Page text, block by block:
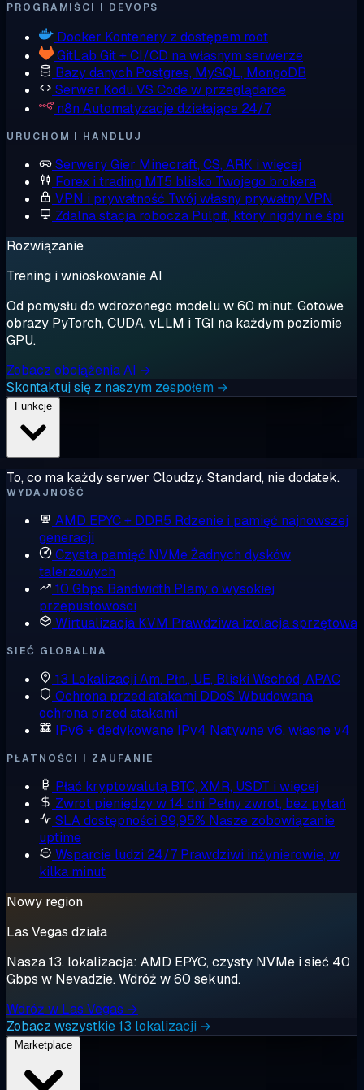
PROGRAMIŚCI I DEVOPS
Docker Kontenery z dostępem root
GitLab Git + CI/CD na własnym serwerze
Bazy danych Postgres, MySQL, MongoDB
Serwer Kodu VS Code w przeglądarce
n8n Automatyzacje działające 24/7
URUCHOM I HANDLUJ
Serwery Gier Minecraft, CS, ARK i więcej
Forex i trading MT5 blisko Twojego brokera
VPN i prywatność Twój własny prywatny VPN
Zdalna stacja robocza Pulpit, który nigdy nie śpi
Rozwiązanie
Trening i wnioskowanie AI
Od pomysłu do wdrożonego modelu w 60 minut. Gotowe
obrazy PyTorch, CUDA, vLLM i TGI na każdym poziomie
GPU.
Zobacz obciążenia AI →
Skontaktuj się z naszym zespołem →
To, co ma każdy serwer Cloudzy. Standard, nie dodatek.
WYDAJNOŚĆ
AMD EPYC + DDR5 Rdzenie i pamięć najnowszej
generacji
Czysta pamięć NVMeŻadnych dysków
talerzowych
10 Gbps Bandwidth Plany o wysokiej
przepustowości
Wirtualizacja KVM Prawdziwa izolacja sprzętowa
SIEĆ GLOBALNA
13 Lokalizacji Am. Płn., UE, Bliski Wschód, APAC
Ochrona przed atakami DDoS Wbudowana
ochrona przed atakami
IPv6 + dedykowane IPv4 Natywne v6, własne v4
PŁATNOŚCI I ZAUFANIE
Płać kryptowalutą BTC, XMR, USDT i więcej
Zwrot pieniędzy w 14 dni Pełny zwrot, bez pytań
SLA dostępności 99,95% Nasze zobowiązanie
uptime
Wsparcie ludzi 24/7 Prawdziwi inżynierowie, w
kilka minut
Nowy region
Las Vegas działa
Nasza 13. lokalizacja: AMD EPYC, czysty NVMe i sieć 40
Gbps w Nevadzie. Wdróż w 60 sekund.
Wdróż w Las Vegas →
Zobacz wszystkie 13 lokalizacji →